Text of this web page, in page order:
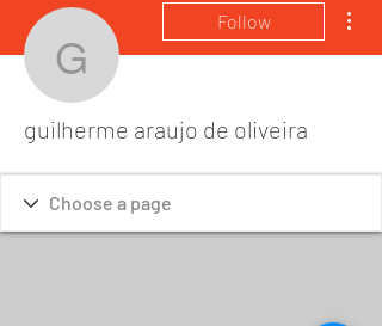
guilherme
Follow
guilherme araujo de oliveira